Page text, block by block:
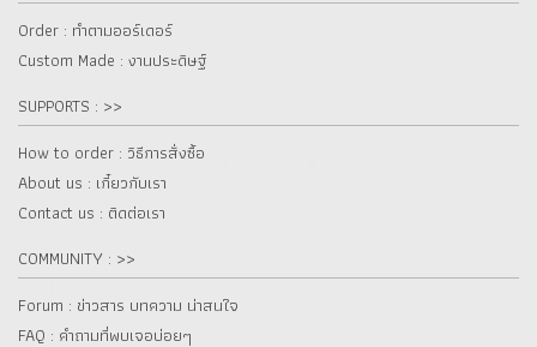
Order : ทำตามออร์เดอร์
Custom Made : งานประดิษฐ์
SUPPORTS : >>
How to order : วิธีการสั่งซื้อ
About us : เกี๋ยวกับเรา
Contact us : ติดต่อเรา
COMMUNITY : >>
Forum : ข่าวสาร บทความ น่าสนใจ
FAQ : คำถามที่พบเจอบ่อยๆ